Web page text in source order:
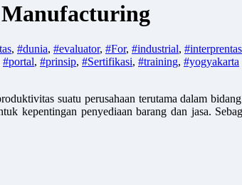
, #dunia, #evaluator, #For, #industrial,
#portal, #prinsip, #Sertifikasi, #training, #yogyakarta
suatu perusahaan terutama dalam
kepentingan penyediaan barang dan jasa.